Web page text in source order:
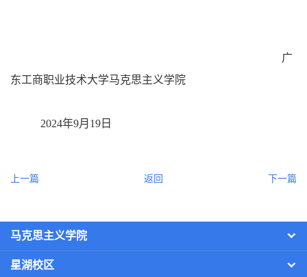
广
东工商职业技术大学马克思主义学院
2024年9月19日
上一篇 返回 下一篇
马克思主义学院
星湖校区